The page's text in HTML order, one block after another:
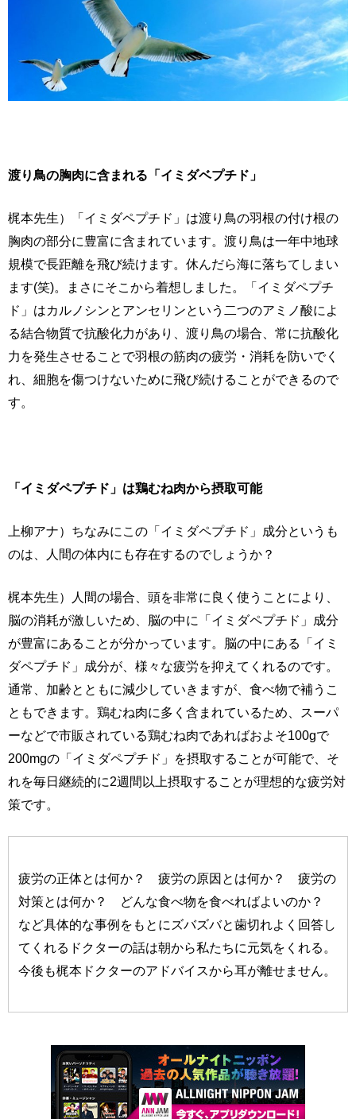
渡り鳥の胸肉に含まれる「イミダベプチド」
梶本先生）「イミダペプチド」は渡り鳥の羽根の付け根の
胸肉の部分に豊富に含まれています。渡り鳥は一年中地球
規模で長距離を飛び続けます。休んだら海に落ちてしまい
ます(笑)。まさにそこから着想しました。「イミダペプチ
ド」はカルノシンとアンセリンという二つのアミノ酸によ
る結合物質で抗酸化力があり、渡り鳥の場合、常に抗酸化
力を発生させることで羽根の筋肉の疲労・消耗を防いでく
れ、細胞を傷つけないために飛び続けることができるので
す。
「イミダペプチド」は鶏むね肉から摂取可能
上柳アナ）ちなみにこの「イミダペプチド」成分というも
のは、人間の体内にも存在するのでしょうか？
梶本先生）人間の場合、頭を非常に良く使うことにより、
脳の消耗が激しいため、脳の中に「イミダペプチド」成分
が豊富にあることが分かっています。脳の中にある「イミ
ダペプチド」成分が、様々な疲労を抑えてくれるのです。
通常、加齢とともに減少していきますが、食べ物で補うこ
ともできます。鶏むね肉に多く含まれているため、スーパ
ーなどで市販されている鶏むね肉であればおよそ100gで
200mgの「イミダペプチド」を摂取することが可能で、そ
れを毎日継続的に2週間以上摂取することが理想的な疲労対
策です。
疲労の正体とは何か？ 疲労の原因とは何か？ 疲労の
対策とは何か？ どんな食べ物を食べればよいのか？
など具体的な事例をもとにズバズバと歯切れよく回答し
てくれるドクターの話は朝から私たちに元気をくれる。
今後も梶本ドクターのアドバイスから耳が離せません。